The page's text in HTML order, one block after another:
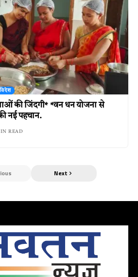
की जिंदगी* *वन धन योजना से
नई पहचान.
READ
Next